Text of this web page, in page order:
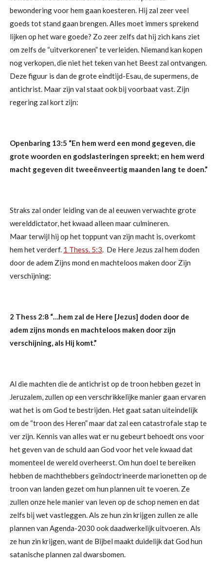
bewondering voor hem gaan koesteren. Hij zal zeer veel
goeds tot stand gaan brengen. Alles moet immers sprekend
lijken op het ware goede? Zo zeer zelfs dat hij zich kans ziet
om zelfs de “uitverkorenen” te verleiden. Niemand kan kopen
nog verkopen, die niet het teken van het Beest zal ontvangen.
Deze figuur is dan de grote eindtijd-Esau, de supermens, de
antichrist. Maar zijn val staat ook bij voorbaat vast. Zijn
regering zal kort zijn:
Openbaring 13:5 “En hem werd een mond gegeven, die
grote woorden en godslasteringen spreekt; en hem werd
macht gegeven dit tweeënveertig maanden lang te doen.”
Straks zal onder leiding van de al eeuwen verwachte grote
werelddictator, het kwaad alleen maar culmineren.
Maarterwijl hij op het toppunt van zijn macht is, overkomt
hem het verderf. 1 Thess. 5:3. De Here Jezus zal hem doden
door de adem Zijns mond en machteloos maken door Zijn
verschijning:
2 Thess 2:8 “…hem zal de Here [Jezus] doden door de
adem zijns monds en machteloos maken door zijn
verschijning, als Hij komt.”
Al die machten die de antichrist op de troon hebben gezet in
Jeruzalem, zullen op een verschrikkelijke manier gaan ervaren
wat het is om God te bestrijden. Het gaatsatan uiteindelijk
om de “troon des Heren” maar dat zal een catastrofale stap te
ver zijn. Kennis van alles wat er nu gebeurt behoedt ons voor
het geven van de schuld aan God voor het vele kwaad dat
momenteel de wereld overheerst. Om hun doel te bereiken
hebben de machthebbers geïndoctrineerde marionetten op de
troon van landen gezet om hun plannen uit te voeren. Ze
zullen onze hele manier van leven op de schop nemen en dat
zelfs bij wet vastleggen. Als ze hun zin krijgen zullen ze alle
plannen van Agenda-2030 ook daadwerkelijk uitvoeren. Als
ze hun zin krijgen, want de Bijbel maakt duidelijk dat God hun
satanische plannen zal dwarsbomen.